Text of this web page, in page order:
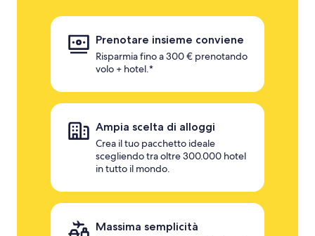
Prenotare insieme conviene
Risparmia fino a 300 € prenotando
volo + hotel.*
Ampia scelta di alloggi
Crea il tuo pacchetto ideale
scegliendo tra oltre 300.000 hotel
in tutto il mondo.
Massima semplicità